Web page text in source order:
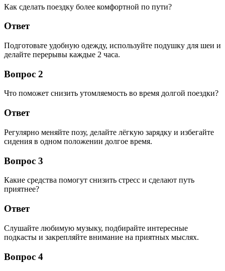
Как сделать поездку более комфортной по пути?
Ответ
Подготовьте удобную одежду, используйте подушку для шеи и
делайте перерывы каждые 2 часа.
Вопрос 2
Что поможет снизить утомляемость во время долгой поездки?
Ответ
Регулярно меняйте позу, делайте лёгкую зарядку и избегайте
сидения в одном положении долгое время.
Вопрос 3
Какие средства помогут снизить стресс и сделают путь
приятнее?
Ответ
Слушайте любимую музыку, подбирайте интересные
подкасты и закрепляйте внимание на приятных мыслях.
Вопрос 4